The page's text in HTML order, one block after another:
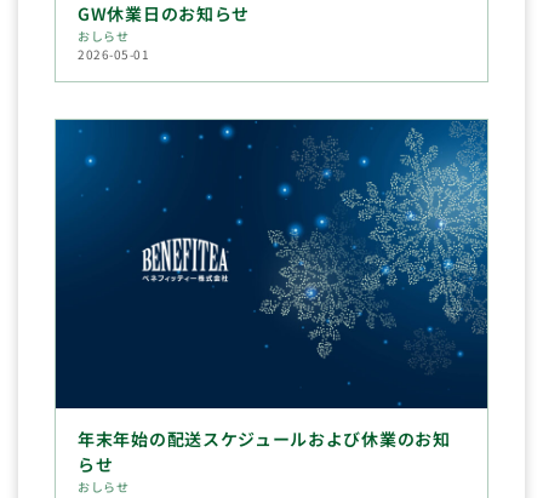
GW休業日のお知らせ
おしらせ
2026-05-01
年末年始の配送スケジュールおよび休業のお知
らせ
おしらせ